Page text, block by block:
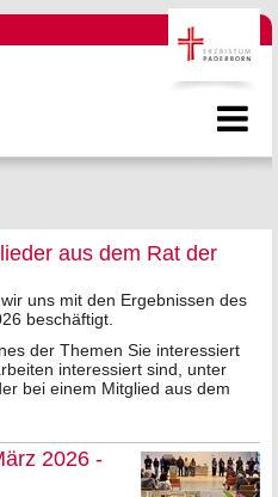
aus dem Rat der
uns mit den Ergebnissen des
beschäftigt.
der Themen Sie interessiert
interessiert sind, unter
bei einem Mitglied aus dem
2026 -